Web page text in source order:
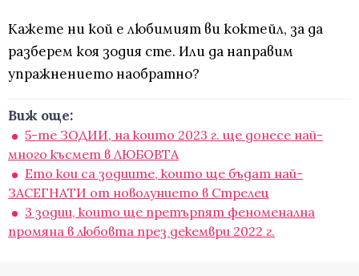
Кажете ни кой е любимият ви коктейл, за да
разберем коя зодия сте. Или да направим
упражнението наобратно?
Виж още:
5-те ЗОДИИ, на които 2023 г. ще донесе най-
много късмет в ЛЮБОВТА
Ето кои са зодиите, които ще бъдат най-
ЗАСЕГНАТИ от новолунието в Стрелец
3 зодии, които ще претърпят феноменална
промяна в любовта през декември 2022 г.